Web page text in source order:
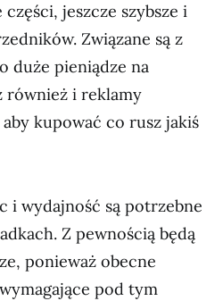
jeszcze szybsze i
Związane są z
duże pieniądze na
również i reklamy
kupować co rusz jakiś
i wydajność są potrzebne
Z pewnością będą
ponieważ obecne
pod tym